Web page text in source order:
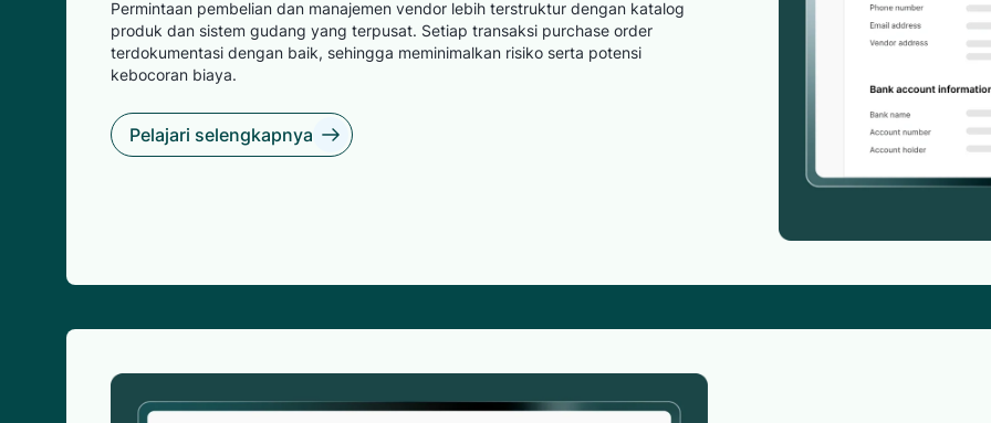
Permintaan pembelian dan manajemen vendor lebih terstruktur dengan katalog
produk dan sistem gudang yang terpusat. Setiap transaksi purchase order
terdokumentasi dengan baik, sehingga meminimalkan risiko serta potensi
kebocoran biaya.
Pelajari selengkapnya